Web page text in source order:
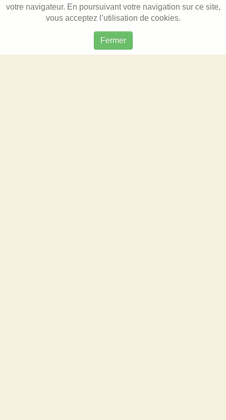
votre navigateur. En poursuivant votre navigation sur ce site,
vous acceptez l’utilisation de cookies.
Fermer